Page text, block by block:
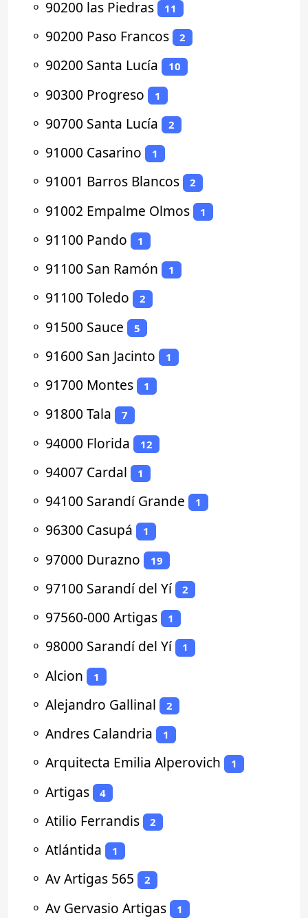
⚬ 90200 las Piedras 11
⚬ 90200 Paso Francos 2
⚬ 90200 Santa Lucía 10
⚬ 90300 Progreso 1
⚬ 90700 Santa Lucía 2
⚬ 91000 Casarino 1
⚬ 91001 Barros Blancos 2
⚬ 91002 Empalme Olmos 1
⚬ 91100 Pando 1
⚬ 91100 San Ramón 1
⚬ 91100 Toledo 2
⚬ 91500 Sauce 5
⚬ 91600 San Jacinto 1
⚬ 91700 Montes 1
⚬ 91800 Tala 7
⚬ 94000 Florida 12
⚬ 94007 Cardal 1
⚬ 94100 Sarandí Grande 1
⚬ 96300 Casupá 1
⚬ 97000 Durazno 19
⚬ 97100 Sarandí del Yí 2
⚬ 97560-000 Artigas 1
⚬ 98000 Sarandí del Yí 1
⚬ Alcion 1
⚬ Alejandro Gallinal 2
⚬ Andres Calandria 1
⚬ Arquitecta Emilia Alperovich 1
⚬ Artigas 4
⚬ Atilio Ferrandis 2
⚬ Atlántida 1
⚬ Av Artigas 565 2
⚬ Av Gervasio Artigas 1